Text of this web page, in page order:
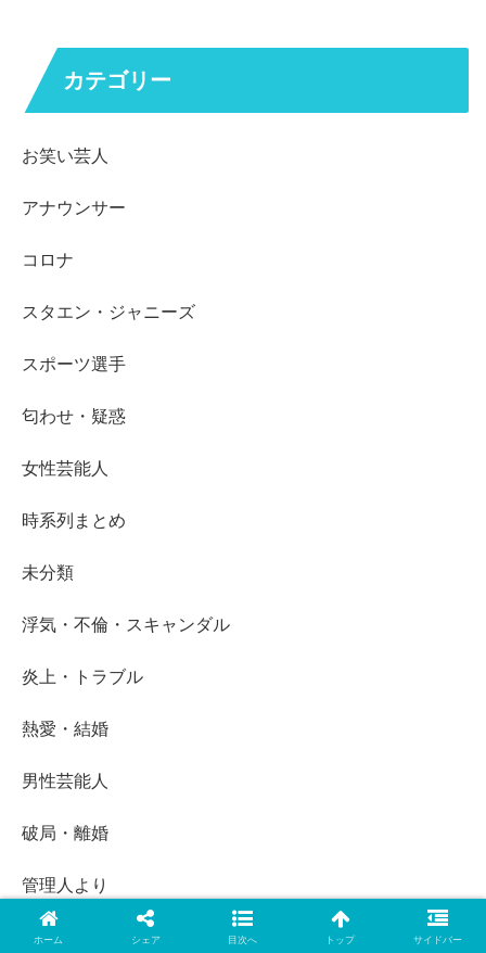
カテゴリー
お笑い芸人
アナウンサー
コロナ
スタエン・ジャニーズ
スポーツ選手
匂わせ・疑惑
女性芸能人
時系列まとめ
未分類
浮気・不倫・スキャンダル
炎上・トラブル
熱愛・結婚
男性芸能人
破局・離婚
管理人より
芸能ニュース
ホーム シェア 目次へ トップ サイドバー